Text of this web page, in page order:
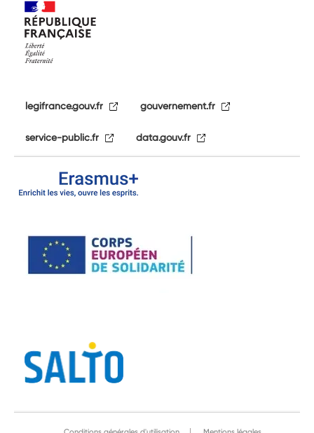
legifrance.gouv.fr gouvernement.fr
service-public.fr data.gouv.fr